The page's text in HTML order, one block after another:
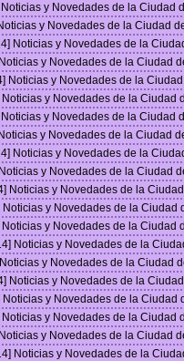
y Novedades de la Ciudad
y Novedades de la Ciudad
Noticias y Novedades de la
y Novedades de la Ciudad
Noticias y Novedades de la
Noticias y Novedades de la Ciudad
y Novedades de la Ciudad
y Novedades de la Ciudad
Noticias y Novedades de la
y Novedades de la Ciudad
Noticias y Novedades de la
Noticias y Novedades de la Ciudad
Noticias y Novedades de la Ciudad
Noticias y Novedades de la
y Novedades de la Ciudad
Noticias y Novedades de la
Noticias y Novedades de la Ciudad
Noticias y Novedades de la Ciudad
y Novedades de la Ciudad
Noticias y Novedades de la